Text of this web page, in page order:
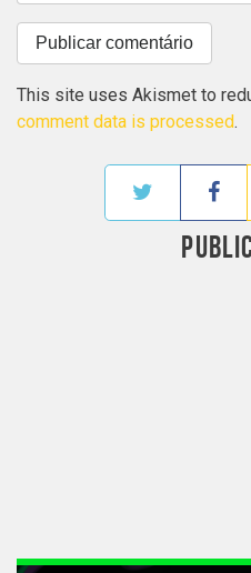
This site uses Akismet to
comment data is processed.